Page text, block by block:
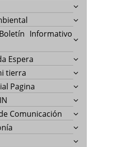
Informativo
Espera
tierra
Pagina
Comunicación